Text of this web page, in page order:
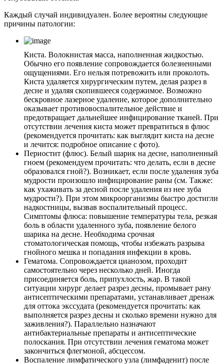
Каждый случай индивидуален. Более вероятны следующие
причины патологии:
Киста. Волокнистая масса, наполненная жидкостью.
Обычно его появление сопровождается болезненными
ощущениями. Его нельзя потревожить или проколоть.
Киста удаляется хирургическим путем, делая разрез в
десне и удаляя скопившееся содержимое. Возможно
бескровное лазерное удаление, которое дополнительно
оказывает противовоспалительное действие и
предотвращает дальнейшее инфицирование тканей. При
отсутствии лечения киста может превратиться в флюс
(рекомендуется прочитать: как выглядит киста на десне
и лечится: подробное описание с фото).
Периостит (флюс). Белый шарик на десне, наполненный
гноем (рекомендуем прочитать: что делать, если в десне
образовался гной?). Возникает, если после удаления зуба
мудрости произошло инфицирование раны (см. Также:
как ухаживать за десной после удаления из нее зуба
мудрости?). При этом микроорганизмы быстро достигли
надкостницы, вызвав воспалительный процесс.
Симптомы флюса: повышение температуры тела, резкая
боль в области удаленного зуба, появление белого
шарика на десне. Необходима срочная
стоматологическая помощь, чтобы избежать разрыва
гнойного мешка и попадания инфекции в кровь.
Гематома. Сопровождается цианозом, проходит
самостоятельно через несколько дней. Иногда
присоединяется боль, припухлость, жар. В такой
ситуации хирург делает разрез десны, промывает рану
антисептическими препаратами, устанавливает дренаж
для оттока экссудата (рекомендуется прочитать: как
выполняется разрез десны и сколько времени нужно для
заживления?). Параллельно назначают
антибактериальные препараты и антисептические
полоскания. При отсутствии лечения гематома может
закончиться флегмоной, абсцессом.
Воспаление лимфатического узла (лимфаденит) после